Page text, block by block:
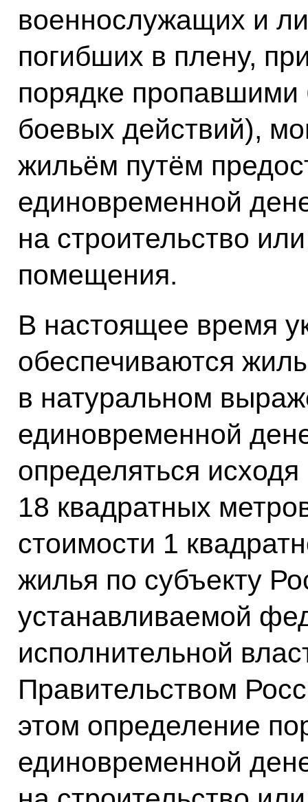
военнослужащих и
погибших в плену,
порядке пропавшими
боевых действий),
жильём путём
единовременной
на строительство
помещения.
В настоящее время
обеспечиваются
в натуральном
единовременной
определяться
18 квадратных
стоимости 1
жилья по субъекту
устанавливаемой
исполнительной
Правительством
этом определение
единовременной